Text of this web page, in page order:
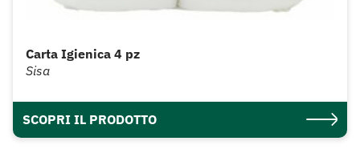
Carta Igienica 4 pz
Sisa
SCOPRI IL PRODOTTO